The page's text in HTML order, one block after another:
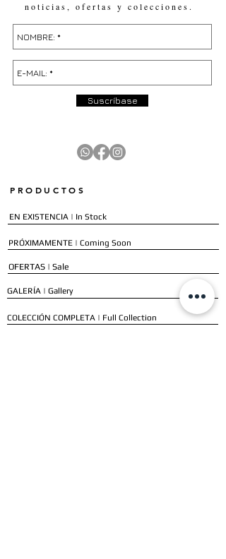
noticias, ofertas y colecciones.
Suscríbase
PRODUCTOS
EN EXISTENCIA | In Stock
PRÓXIMAMENTE | Coming Soon
OFERTAS | Sale
GALERÍA | Gallery
COLECCIÓN COMPLETA | Full Collection